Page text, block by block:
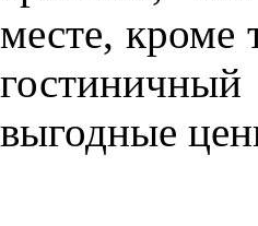
месте, кроме
выгодные